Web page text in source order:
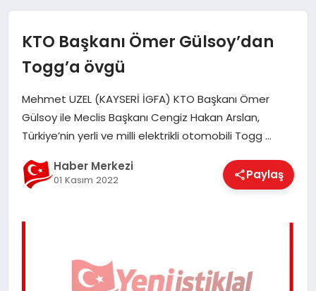
GÜNDEM
DÜNYA
EĞITIM
EKONOMI
MAGAZIN
KTO Başkanı Ömer Gülsoy’dan
Togg’a övgü
Mehmet UZEL (KAYSERİ İGFA) KTO Başkanı Ömer
Gülsoy ile Meclis Başkanı Cengiz Hakan Arslan,
Türkiye’nin yerli ve milli elektrikli otomobili Togg …
Haber Merkezi
01 Kasım 2022 Paylaş